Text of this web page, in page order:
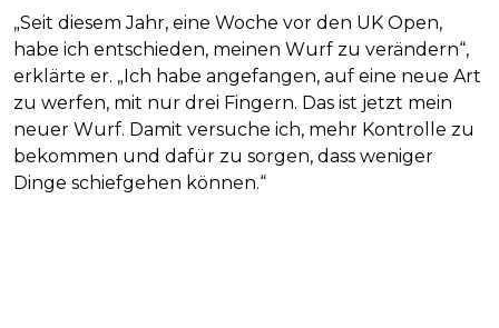
„Seit diesem Jahr, eine Woche vor den UK Open,
habe ich entschieden, meinen Wurf zu verändern“,
erklärte er. „Ich habe angefangen, auf eine neue Art
zu werfen, mit nur drei Fingern. Das ist jetzt mein
neuer Wurf. Damit versuche ich, mehr Kontrolle zu
bekommen und dafür zu sorgen, dass weniger
Dinge schiefgehen können.“